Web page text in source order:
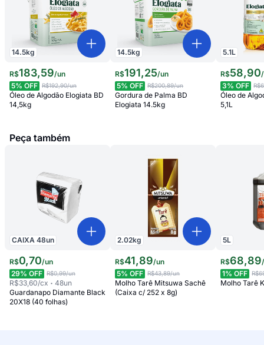
14.5kg
R$183,59/un
5% OFF R$192,90/un
Óleo de Algodão Elogiata BD
14,5kg
14.5kg
R$191,25/un
5% OFF R$200,89/un
Gordura de Palma BD
Elogiata 14.5kg
5.1L
R$58,90/
3% OFF
Óleo de
5,1L
Peça também
CAIXA 48un
R$0,70/un
29% OFF R$0,99/un
R$33,60/cx 48un
Guardanapo Diamante Black
20X18 (40 folhas)
2.02kg
R$41,89/un
5% OFF R$43,89/un
Molho Tarê Mitsuwa Sachê
(Caixa c/ 252 x 8g)
5L
R$68,89
1% OFF
Molho Tarê